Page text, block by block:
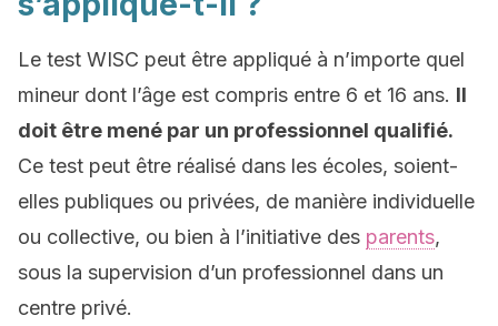
Le test WISC peut être appliqué à n’importe quel
mineur dont l’âge est compris entre 6 et 16 ans. Il
doit être mené par un professionnel qualifié.
Ce test peut être réalisé dans les écoles, soient-
elles publiques ou privées, de manière individuelle
ou collective, ou bien à l’initiative des parents,
sous la supervision d’un professionnel dans un
centre privé.